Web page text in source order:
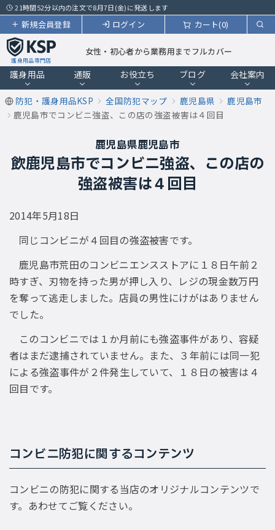
21時間52分以内の注文で8月7日(金)に発送します
カート(0)
ログイン
新規会員登録
護身用品専門店
女性・初心者から業務用までフルカバー
護身用品 通販 お役立ち ブログ 会社案内
防犯・護身用品KSP 全国防犯マップ 鹿児島県
鹿児島市
鹿児島市でコンビニ強盗、この店の強盗被害は４回目
鹿児島県鹿児島市
飲鹿児島市でコンビニ強盗、この店の
強盗被害は４回目
2014年5月18日
同じコンビニが４回目の強盗被害です。
鹿児島市荒田のコンビニエンスストアに１８日午前２
時すぎ、刃物を持った男が押し入り、レジの現金数万円
を奪って逃走しました。店員の男性にけがはありません
でした。
このコンビニでは１か月前にも強盗事件があり、容疑
者はまだ逮捕されていません。また、３年前には同一犯
による強盗事件が２件発生していて、１８日の被害は４
回目です。
コンビニ防犯に関するコンテンツ
コンビニの防犯に関する当店のオリジナルコンテンツで
す。あわせてご覧ください。